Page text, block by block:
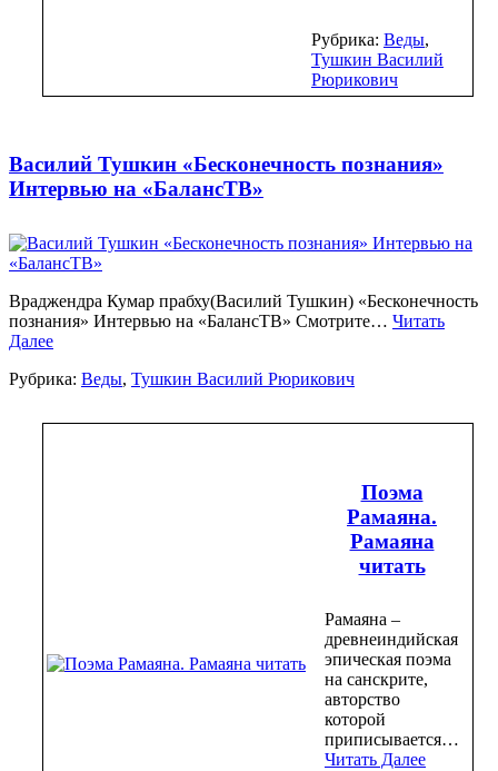
Рубрика: Веды,
Тушкин Василий
Рюрикович
Василий Тушкин «Бесконечность познания»
Интервью на «БалансТВ»
Враджендра Кумар прабху(Василий Тушкин) «Бесконечность
познания» Интервью на «БалансТВ» Смотрите… Читать
Далее
Рубрика: Веды, Тушкин Василий Рюрикович
Поэма
Рамаяна.
Рамаяна
читать
Рамаяна –
древнеиндийская
эпическая поэма
на санскрите,
авторство
которой
приписывается…
Читать Далее